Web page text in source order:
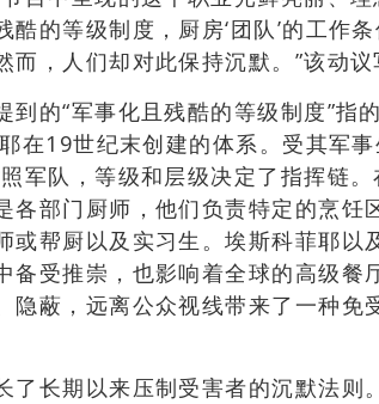
酷的等级制度，厨房‘团队’的工作
而，人们却对此保持沉默。”该动议
到的“军事化且残酷的等级制度”指
在19世纪末创建的体系。受其军
军队，等级和层级决定了指挥链
各部门厨师，他们负责特定的烹饪
或帮厨以及实习生。埃斯科菲耶以
备受推崇，也影响着全球的高级餐
蔽，远离公众视线带来了一种免
了长期以来压制受害者的沉默法则